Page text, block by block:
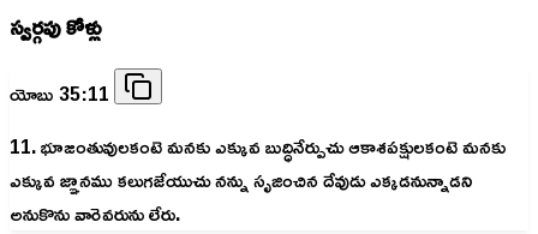
స్వర్గపు కోళ్లు
యోబు 35:11
11. భూజంతువులకంటె మనకు ఎక్కువ బుద్ధినేర్పుచు ఆకాశపక్షులకంటె మనకు
ఎక్కువ జ్ఞానము కలుగజేయుచు నన్ను సృజించిన దేవుడు ఎక్కడనున్నాడని
అనుకొను వారెవరును లేరు.